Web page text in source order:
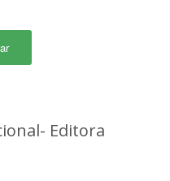
Editora